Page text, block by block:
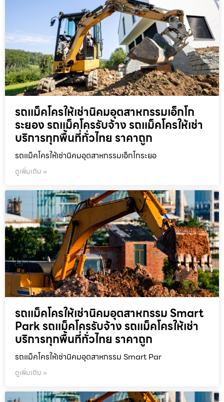
รถแม็คโครให้เช่านิคมอุตสาหกรรมเอ็กโก
ระยอง รถแม็คโครรับจ้าง รถแม็คโครให้เช่า
บริการทุกพื้นที่ทั่วไทย ราคาถูก
รถแม็คโครให้เช่านิคมอุตสาหกรรมเอ็กโกระยอ
ดูเพิ่มเติม »
รถแม็คโครให้เช่านิคมอุตสาหกรรม Smart
Park รถแม็คโครรับจ้าง รถแม็คโครให้เช่า
บริการทุกพื้นที่ทั่วไทย ราคาถูก
รถแม็คโครให้เช่านิคมอุตสาหกรรม Smart Par
ดูเพิ่มเติม »